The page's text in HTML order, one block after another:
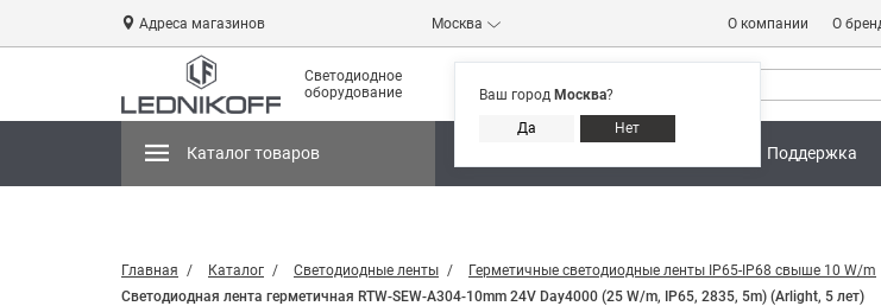
Адреса магазинов Москва
Ваш город Москва?
Да
Нет
О компании О
Светодиодное
оборудование
Каталог товаров Поддержка
Адреса магазинов
Главная Каталог Светодиодные ленты Герметичные светодиодные ленты IP65-IP68 свыше 10 W/m
Светодиодная лента герметичная RTW-SEW-A304-10mm 24V Day4000 (25 W/m, IP65, 2835, 5m) (Arlight, 5 лет)